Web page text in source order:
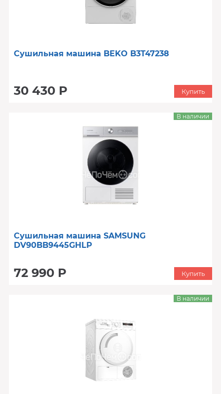
Сушильная машина BEKO B3T47238
30 430 Р Купить
Сушильная машина SAMSUNG
DV90BB9445GHLP
72 990 Р
В наличии
Купить
В наличии